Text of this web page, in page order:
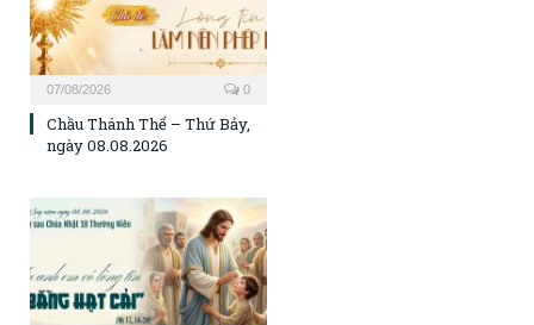
07/08/2026 0
Chầu Thánh Thể – Thứ Bảy,
ngày 08.08.2026